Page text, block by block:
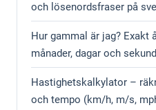
och lösenordsfraser på
Hur gammal är jag? Exakt
månader, dagar och
Hastighetskalkylator –
och tempo (km/h, m/s,